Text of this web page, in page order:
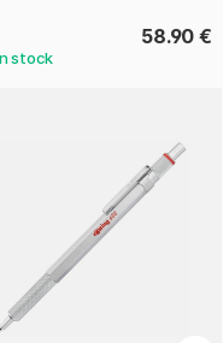
58.90 €